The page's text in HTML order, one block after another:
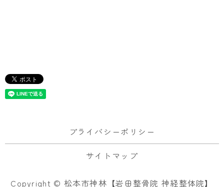
プライバシーポリシー
サイトマップ
Copyright © 松本市神林【岩田整骨院 神経整体院】